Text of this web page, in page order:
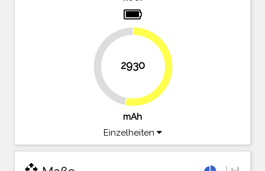
2930
53.3%
mAh
Einzelheiten